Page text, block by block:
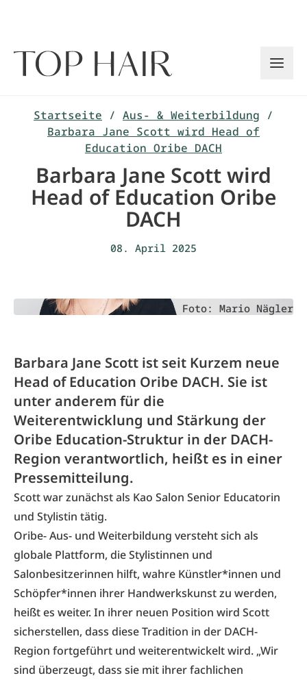
Startseite / Aus- & Weiterbildung /
Barbara Jane Scott wird Head of
Education Oribe DACH
Barbara Jane Scott wird
Head of Education Oribe
DACH
08. April 2025
Foto: Mario Nägler
Barbara Jane Scott ist seit Kurzem neue
Head of Education Oribe DACH. Sie ist
unter anderem für die
Weiterentwicklung und Stärkung der
Oribe Education-Struktur in der DACH-
Region verantwortlich, heißt es in einer
Pressemitteilung.
Scott war zunächst als Kao Salon Senior Educatorin
und Stylistin tätig.
Oribe- Aus- und Weiterbildung versteht sich als
globale Plattform, die Stylistinnen und
Salonbesitzerinnen hilft, wahre Künstler*innen und
Schöpfer*innen ihrer Handwerkskunst zu werden,
heißt es weiter. In ihrer neuen Position wird Scott
sicherstellen, dass diese Tradition in der DACH-
Region fortgeführt und weiterentwickelt wird. „Wir
sind überzeugt, dass sie mit ihrer fachlichen